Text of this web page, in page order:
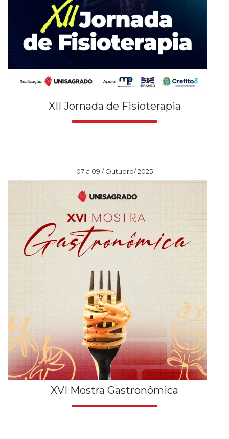
XII Jornada de Fisioterapia
07 a 09 / Outubro/ 2025
XVI Mostra Gastronômica